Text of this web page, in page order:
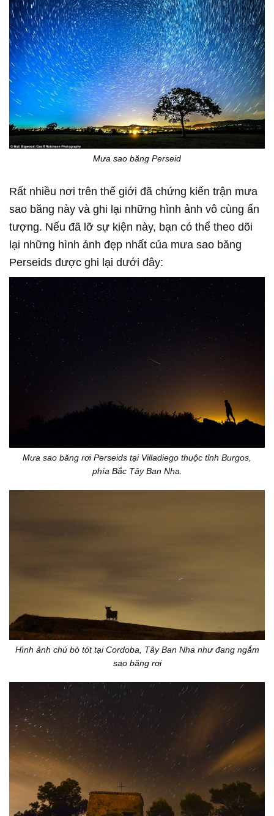
Mưa sao băng Perseid
Rất nhiều nơi trên thế giới đã chứng kiến trận mưa
sao băng này và ghi lại những hình ảnh vô cùng ấn
tượng. Nếu đã lỡ sự kiện này, bạn có thể theo dõi
lại những hình ảnh đẹp nhất của mưa sao băng
Perseids được ghi lại dưới đây:
Mưa sao băng rơi Perseids tại Villadiego thuộc tỉnh Burgos,
phía Bắc Tây Ban Nha.
Hình ảnh chú bò tót tại Cordoba, Tây Ban Nha như đang ngắm
sao băng rơi